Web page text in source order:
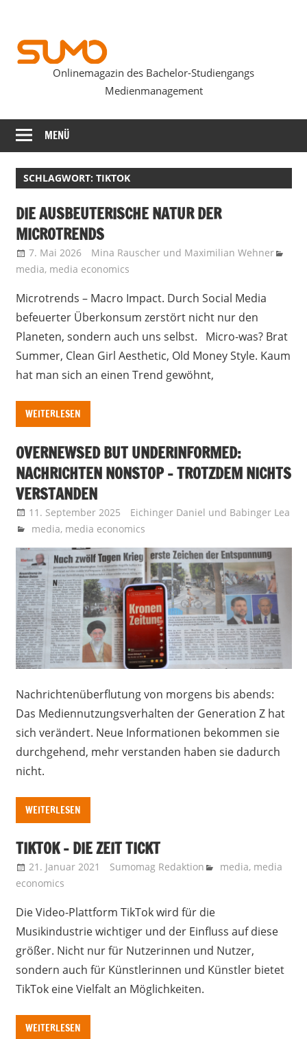
springen
SUMOmag
Onlinemagazin des Bachelor-Studiengangs
Medienmanagement
MENÜ
SCHLAGWORT: TIKTOK
DIE AUSBEUTERISCHE NATUR DER
MICROTRENDS
7. Mai 2026 Mina Rauscherund Maximilian Wehner
media, media economics
Microtrends – Macro Impact. Durch Social Media
befeuerter Überkonsum zerstört nicht nur den
Planeten, sondern auch uns selbst. Micro-was? Brat
Summer, Clean Girl Aesthetic, Old Money Style. Kaum
hat man sich an einen Trend gewöhnt,
WEITERLESEN
OVERNEWSED BUT UNDERINFORMED:
NACHRICHTEN NONSTOP – TROTZDEM NICHTS
VERSTANDEN
11. September 2025 Eichinger Daniel und Babinger Lea
media, media economics
Nachrichtenüberflutung von morgens bis abends:
Das Mediennutzungsverhalten der Generation Z hat
sich verändert. Neue Informationen bekommen sie
durchgehend, mehr verstanden haben sie dadurch
nicht.
WEITERLESEN
TIKTOK – DIE ZEIT TICKT
21. Januar 2021 Sumomag Redaktion media, media
economics
Die Video-Plattform TikTok wird für die
Musikindustrie wichtiger und der Einfluss auf diese
größer. Nicht nur für Nutzerinnen und Nutzer,
sondern auch für Künstlerinnen und Künstler bietet
TikTok eine Vielfalt an Möglichkeiten.
WEITERLESEN